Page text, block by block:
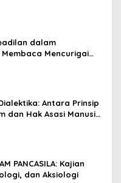
dalam
Mencurigai
Nur Iksan
Antara Prinsip
dan Hak Asasi Manusia
Kajian
dan Aksiologi